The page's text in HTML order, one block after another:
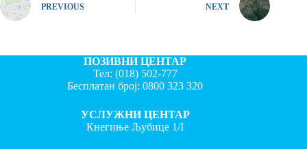
PREVIOUS NEXT
ПОЗИВНИ ЦЕНТАР
Тел: (018) 502-777
Бесплатан број:0800 323 320
УСЛУЖНИ ЦЕНТАР
Кнегиње Љубице 1/I